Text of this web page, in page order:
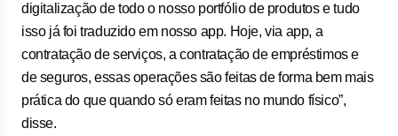
digitalização de todo o nosso portfólio de produtos e tudo
isso já foi traduzido em nosso app. Hoje, via app, a
contratação de serviços, a contratação de empréstimos e
de seguros, essas operações são feitas de forma bem mais
prática do que quando só eram feitas no mundo físico”,
disse.